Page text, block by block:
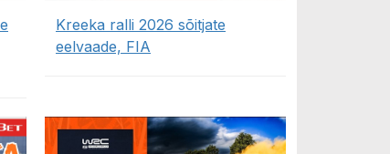
Kreeka ralli 2026 sõitjate
eelvaade, FIA